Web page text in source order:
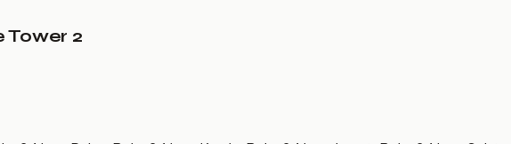
Tower 2